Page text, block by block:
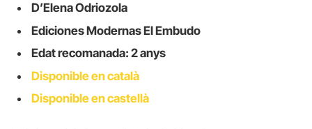
D’Elena Odriozola
Ediciones Modernas El Embudo
Edat recomanada: 2 anys
Disponible en català
Disponible en castellà